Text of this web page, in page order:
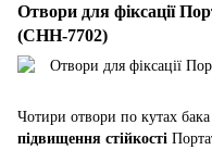
Отвори для фіксації
(CHH-7702)
Чотири отвори по кутах
підвищення стійкості